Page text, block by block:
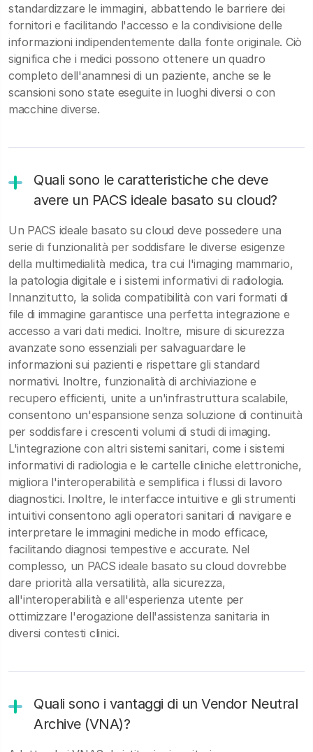
standardizzare le immagini, abbattendo le barriere dei
fornitori e facilitando l'accesso e la condivisione delle
informazioni indipendentemente dalla fonte originale. Ciò
significa che i medici possono ottenere un quadro
completo dell'anamnesi di un paziente, anche se le
scansioni sono state eseguite in luoghi diversi o con
macchine diverse.
Quali sono le caratteristiche che deve
avere un PACS ideale basato su cloud?
Un PACS ideale basato su cloud deve possedere una
serie di funzionalità per soddisfare le diverse esigenze
della multimedialità medica, tra cui l'imaging mammario,
la patologia digitale e i sistemi informativi di radiologia.
Innanzitutto, la solida compatibilità con vari formati di
file di immagine garantisce una perfetta integrazione e
accesso a vari dati medici. Inoltre, misure di sicurezza
avanzate sono essenziali per salvaguardare le
informazioni sui pazienti e rispettare gli standard
normativi. Inoltre, funzionalità di archiviazione e
recupero efficienti, unite a un'infrastruttura scalabile,
consentono un'espansione senza soluzione di continuità
per soddisfare i crescenti volumi di studi di imaging.
L'integrazione con altri sistemi sanitari, come i sistemi
informativi di radiologia e le cartelle cliniche elettroniche,
migliora l'interoperabilità e semplifica i flussi di lavoro
diagnostici. Inoltre, le interfacce intuitive e gli strumenti
intuitivi consentono agli operatori sanitari di navigare e
interpretare le immagini mediche in modo efficace,
facilitando diagnosi tempestive e accurate. Nel
complesso, un PACS ideale basato su cloud dovrebbe
dare priorità alla versatilità, alla sicurezza,
all'interoperabilità e all'esperienza utente per
ottimizzare l'erogazione dell'assistenza sanitaria in
diversi contesti clinici.
Quali sono i vantaggi di un Vendor Neutral
Archive (VNA)?